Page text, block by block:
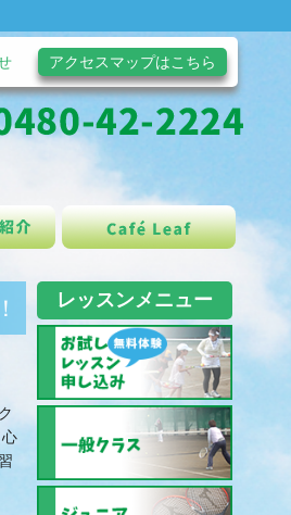
アクセスマップはこちら
レッスンメニュー